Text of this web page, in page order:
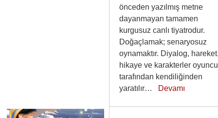
önceden yazılmış metne
dayanmayan tamamen
kurgusuz canlı tiyatrodur.
Doğaçlamak; senaryosuz
oynamaktır. Diyalog,
hikaye ve karakterler oyuncu
tarafından kendiliğinden
yaratılır… Devamı